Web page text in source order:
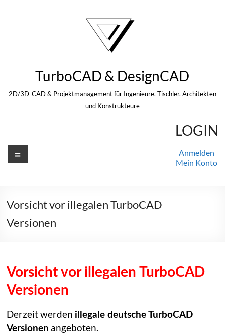
TurboCAD & DesignCAD
2D/3D-CAD & Projektmanagement für Ingenieure, Tischler, Architekten
und Konstrukteure
LOGIN
Anmelden
Mein Konto
Menü
Vorsicht vor illegalen TurboCAD
Versionen
Vorsicht vor illegalen TurboCAD
Versionen
Derzeit werden illegale deutsche TurboCAD
Versionen angeboten.